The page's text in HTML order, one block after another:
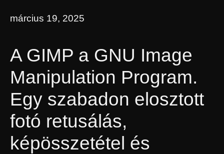
március 19, 2025
A GIMP a GNU Image
Manipulation Program.
Egy szabadon elosztott
fotó retusálás,
képösszetétel és